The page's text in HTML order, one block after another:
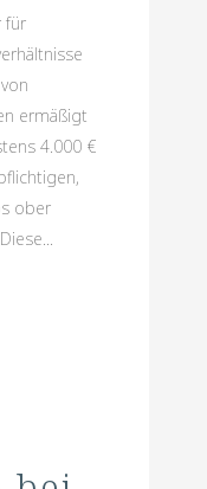
für
ermäßigt
4.000 €
ober